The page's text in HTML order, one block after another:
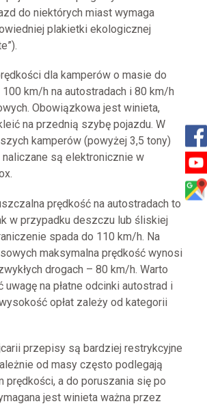
do niektórych miast wymaga
plakietki ekologicznej
dla kamperów o masie do
km/h na autostradach i 80 km/h
Obowiązkowa jest winieta,
na przednią szybę pojazdu. W
kamperów (powyżej 3,5 tony)
naliczane są elektronicznie w
prędkość na autostradach to
w przypadku deszczu lub śliskiej
spada do 110 km/h. Na
maksymalna prędkość wynosi
drogach – 80 km/h. Warto
na płatne odcinki autostrad i
opłat zależy od kategorii
przepisy są bardziej restrykcyjne
od masy często podlegają
prędkości, a do poruszania się po
jest winieta ważna przez